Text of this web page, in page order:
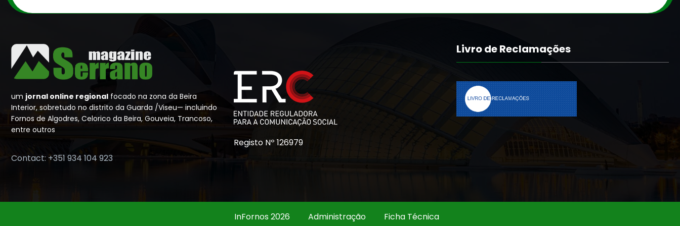
um jornal online regional focado na zona da Beira
Interior, sobretudo no distrito da Guarda /Viseu— incluindo
Fornos de Algodres, Celorico da Beira, Gouveia, Trancoso,
entre outros
Contact: +351 934 104 923
Registo Nº 126979
Livro de Reclamações
InFornos 2026 Administração Ficha Técnica